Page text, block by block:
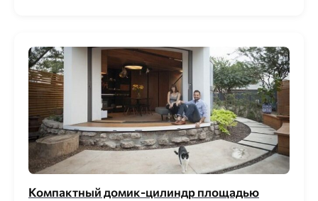
Компактный домик-цилиндр площадью